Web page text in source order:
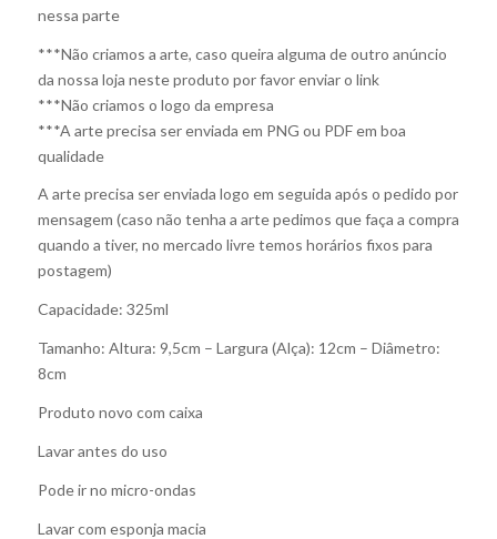
nessa parte
***Não criamos a arte, caso queira alguma de outro anúncio
da nossa loja neste produto por favor enviar o link
***Não criamos o logo da empresa
***A arte precisa ser enviada em PNG ou PDF em boa
qualidade
A arte precisa ser enviada logo em seguida após o pedido por
mensagem (caso não tenha a arte pedimos que faça a compra
quando a tiver, no mercado livre temos horários fixos para
postagem)
Capacidade: 325ml
Tamanho: Altura: 9,5cm – Largura (Alça): 12cm – Diâmetro:
8cm
Produto novo com caixa
Lavar antes do uso
Pode ir no micro-ondas
Lavar com esponja macia